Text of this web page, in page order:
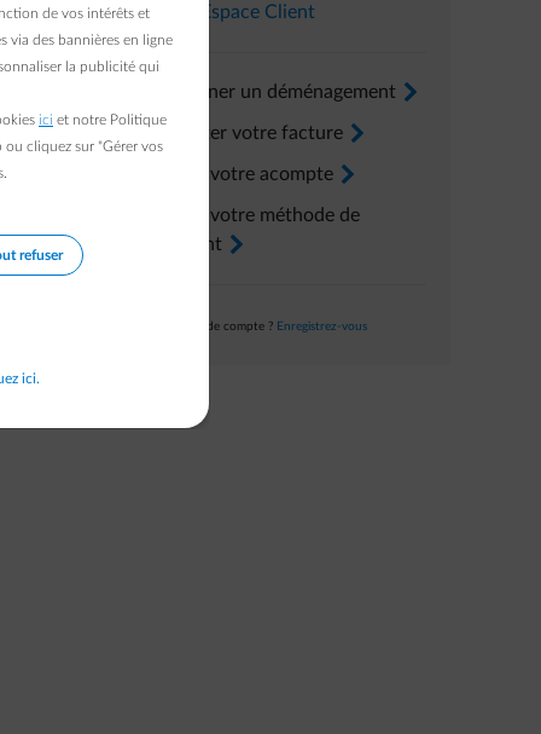
Dans l’ Espace Client
Renseigner un déménagement arrow-right
Consulter votre facture arrow-right
Ajuster votre acompte arrow-right
Ajuster votre méthode de
paiement arrow-right
Pas encore de compte ? Enregistrez-vous
de vos intérêts et
via des bannières en ligne
la publicité qui
ici et notre Politique
ou cliquez sur "Gérer vos
refuser
ici.